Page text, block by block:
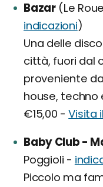
Bazar (Le
indicazioni)
Una delle
città, fuori dal
proveniente
house, techno
€15,00 -Visita
Baby Club -
Poggioli -
Piccolo ma